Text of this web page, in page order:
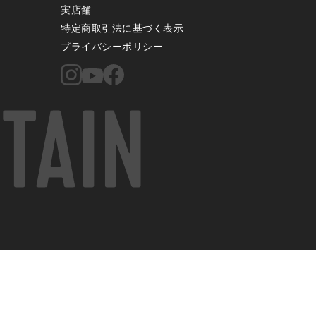
実店舗
特定商取引法に基づく表示
プライバシーポリシー